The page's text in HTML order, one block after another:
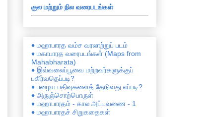
குல மற்றும் நில வரைபடங்கள்
♦ மஹாபாரத வம்ச வரலாற்றுப் படம்
♦ மகாபாரத வரைபடங்கள் (Maps from
Mahabharata)
♦ இவ்வலைப்பூவை மற்றவர்களுக்குப்
பகிர்வதெப்படி?
♦ பழைய பதிவுகளைத் தேடுவது எப்படி?
♦ அருஞ்சொற்பொருள்
♦ மஹாபாரதம் - கால அட்டவணை - 1
♦ மஹாபாரதச் சிறுகதைகள்